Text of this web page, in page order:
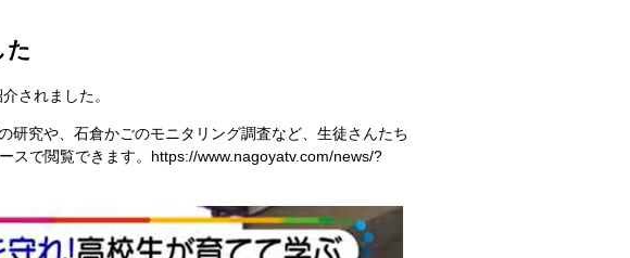
た
されました。
研究や、石倉かごのモニタリング調査など、生徒さんたち
スで閲覧できます。https://www.nagoyatv.com/news/?